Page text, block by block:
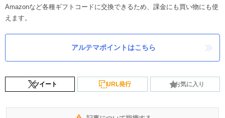
Amazonなど各種ギフトコードに交換できるため、課金にも買い物にも使
えます。
アルテマポイントはこちら
ツイート URL発行 お気に入り